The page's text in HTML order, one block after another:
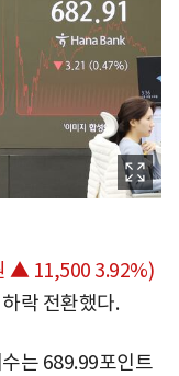
▲ 11,500 3.92%)
락 전환했다.
는 689.99포인트